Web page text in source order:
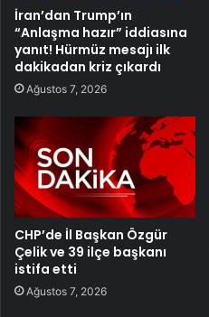
İran’dan Trump’ın
“Anlaşma hazır” iddiasına
yanıt! Hürmüz mesajı ilk
dakikadan kriz çıkardı
Ağustos 7, 2026
CHP’de İl Başkan Özgür
Çelik ve 39 ilçe başkanı
istifa etti
Ağustos 7, 2026